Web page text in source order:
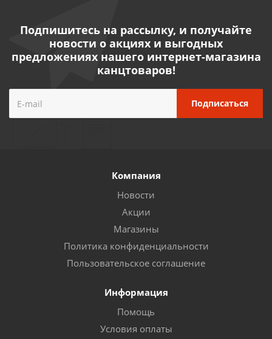
Подпишитесь на рассылку, и получайте
новости о акциях и выгодных
предложениях нашего интернет-магазина
канцтоваров!
Компания
Новости
Акции
Магазины
Политика конфиденциальности
Пользовательское соглашение
Информация
Помощь
Условия оплаты